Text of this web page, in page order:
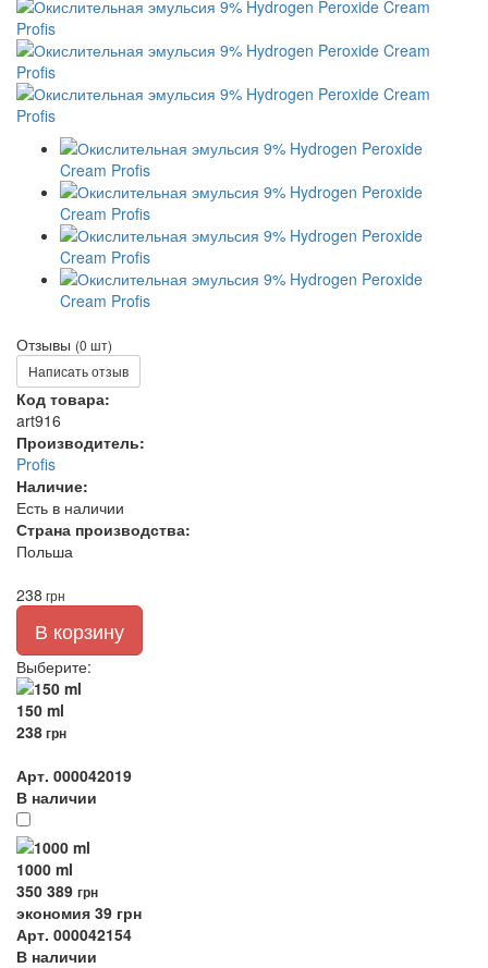
Отзывы (0 шт)
Написать отзыв
Код товара:
art916
Производитель:
Profis
Наличие:
Есть в наличии
Страна производства:
Польша
238 грн
В корзину
Выберите:
150 ml
238грн
Арт. 000042019
В наличии
1000 ml
350 389 грн
экономия 39 грн
Арт. 000042154
В наличии